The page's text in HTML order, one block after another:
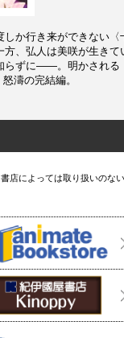
か行き来ができない
、弘人は美咲が生きて
らずに――。明かされる
濤の完結編。
店によっては取り扱いのな